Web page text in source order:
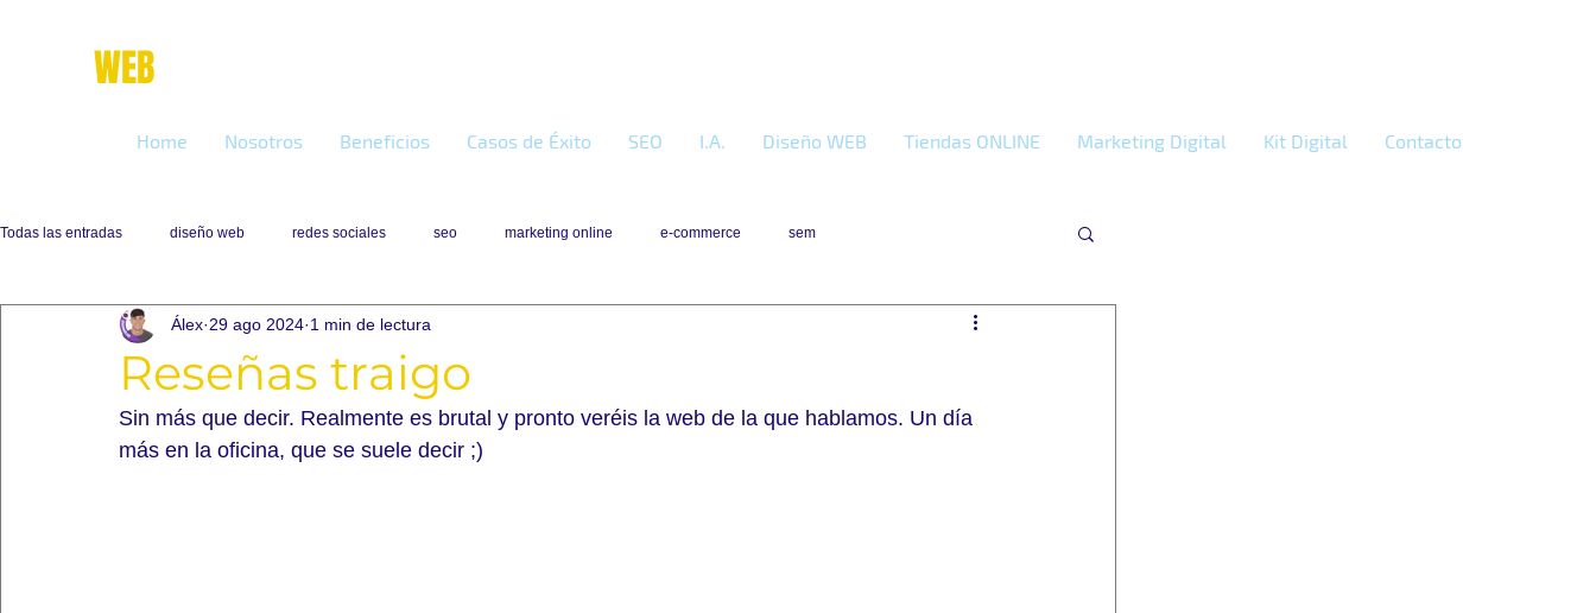
WEB
Home Nosotros Beneficios Casos de Éxito SEO I.A. Diseño WEB Tiendas ONLINE Marketing Digital Kit Digital Contacto
Todas las entradas diseño web redes sociales seo marketing online e-commerce sem
Reseñas traigo
Álex 29 ago 2024 1 min de lectura
Sin más que decir. Realmente es brutal y pronto veréis la web de la que hablamos. Un día
más en la oficina, que se suele decir ;)